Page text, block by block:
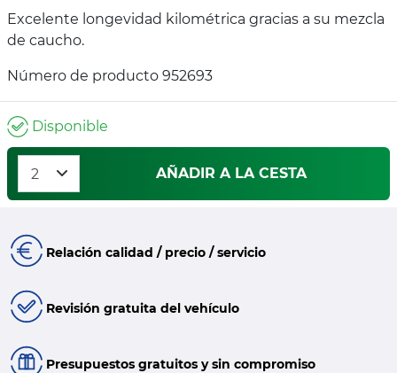
Excelente longevidad kilométrica gracias a su mezcla
de caucho.
Número de producto 952693
Disponible
AÑADIR A LA CESTA
Relación calidad / precio / servicio
Revisión gratuita del vehículo
Presupuestos gratuitos y sin compromiso